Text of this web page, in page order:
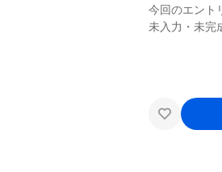
今回のエント
未入力・未完